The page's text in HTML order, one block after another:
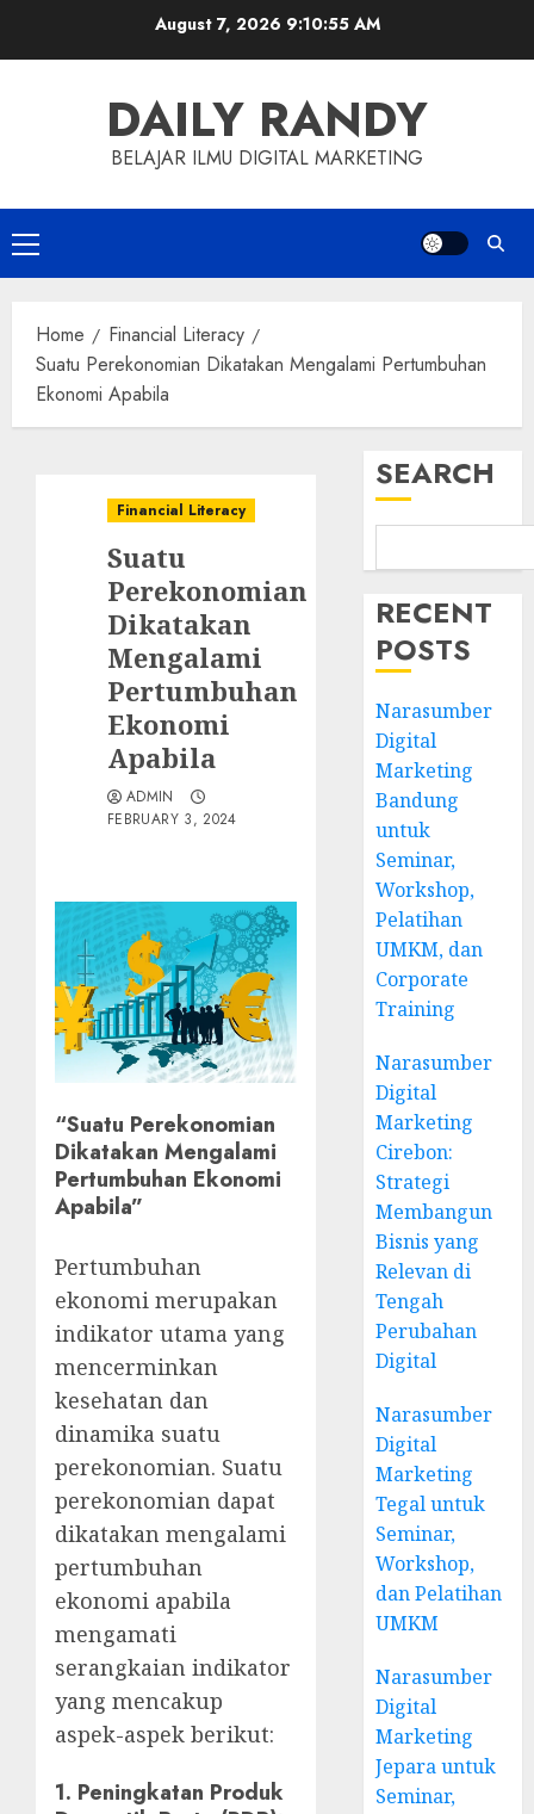
August 7, 2026 9:10:56 AM
DAILY RANDY
BELAJAR ILMU DIGITAL MARKETING
Primary
Menu
Home
Financial Literacy
Suatu Perekonomian Dikatakan Mengalami Pertumbuhan
Ekonomi Apabila
Financial Literacy
Suatu
Perekonomian
Dikatakan
Mengalami
Pertumbuhan
Ekonomi
Apabila
ADMIN
FEBRUARY 3, 2024
“Suatu Perekonomian
Dikatakan Mengalami
Pertumbuhan Ekonomi
Apabila”
Pertumbuhan
ekonomi merupakan
indikator utama yang
mencerminkan
kesehatan dan
dinamika suatu
perekonomian. Suatu
perekonomian dapat
dikatakan mengalami
pertumbuhan
ekonomi apabila
mengamati
serangkaian indikator
yang mencakup
aspek-aspek berikut:
1. Peningkatan Produk
SEARCH
RECENT
POSTS
Narasumber
Digital
Marketing
Bandung
untuk
Seminar,
Workshop,
Pelatihan
UMKM, dan
Corporate
Training
Narasumber
Digital
Marketing
Cirebon:
Strategi
Membangun
Bisnis yang
Relevan di
Tengah
Perubahan
Digital
Narasumber
Digital
Marketing
Tegal untuk
Seminar,
Workshop,
dan Pelatihan
UMKM
Narasumber
Digital
Marketing
Jepara untuk
Seminar,